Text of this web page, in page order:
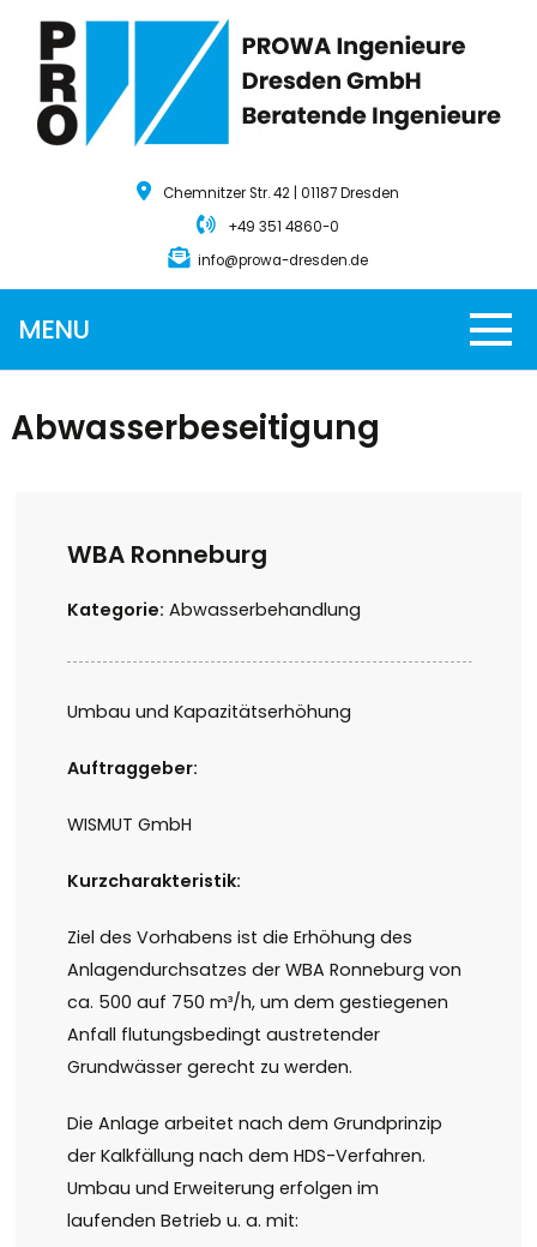
Chemnitzer Str. 42 | 01187 Dresden
+49 351 4860-0
info@prowa-dresden.de
MENU
Abwasserbeseitigung
WBA Ronneburg
Kategorie: Abwasserbehandlung
Umbau und Kapazitätserhöhung
Auftraggeber:
WISMUT GmbH
Kurzcharakteristik:
Ziel des Vorhabens ist die Erhöhung des
Anlagendurchsatzes der WBA Ronneburg von
ca. 500 auf 750 m³/h, um dem gestiegenen
Anfall flutungsbedingt austretender
Grundwässer gerecht zu werden.
Die Anlage arbeitet nach dem Grundprinzip
der Kalkfällung nach dem HDS-Verfahren.
Umbau und Erweiterung erfolgen im
laufenden Betrieb u. a. mit: